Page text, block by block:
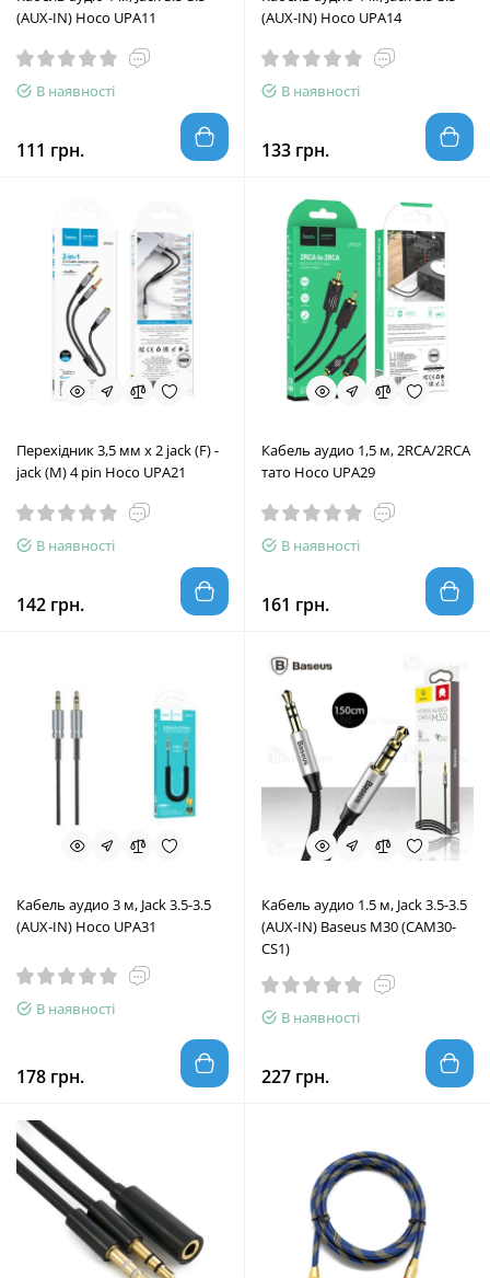
(AUX-IN) Hoco UPA11
В наявності
111 грн.
(AUX-IN) Hoco UPA14
В наявності
133 грн.
Перехідник 3,5 мм x 2 jack (F) -
jack (M) 4 pin Hoco UPA21
В наявності
142 грн.
Кабель аудио 1,5 м, 2RCA/2RCA
тато Hoco UPA29
В наявності
161 грн.
Кабель аудио 3 м, Jack 3.5-3.5
(AUX-IN) Hoco UPA31
В наявності
178 грн.
Кабель аудио 1.5 м, Jack 3.5-3.5
(AUX-IN) Baseus M30 (CAM30-
CS1)
В наявності
227 грн.